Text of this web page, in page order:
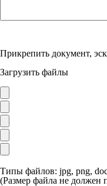
Прикрепить документ,
Загрузить файлы
Типы файлов: jpg, png,
(Размер файла не должен